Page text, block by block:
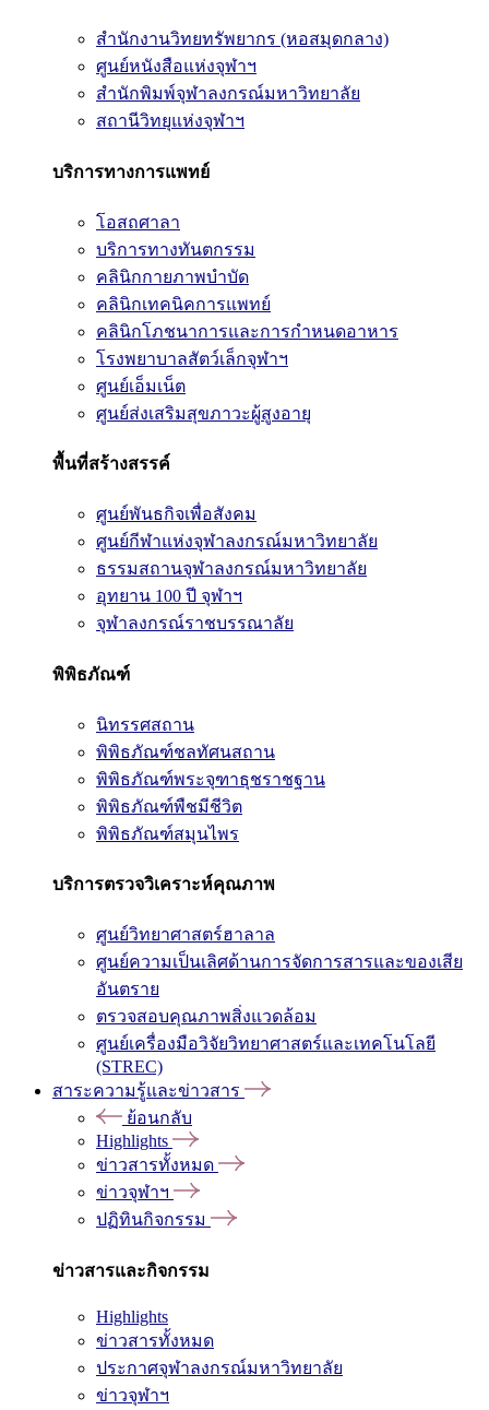
สำนักงานวิทยทรัพยากร (หอสมุดกลาง)
ศูนย์หนังสือแห่งจุฬาฯ
สำนักพิมพ์จุฬาลงกรณ์มหาวิทยาลัย
สถานีวิทยุแห่งจุฬาฯ
บริการทางการแพทย์
โอสถศาลา
บริการทางทันตกรรม
คลินิกกายภาพบำบัด
คลินิกเทคนิคการแพทย์
คลินิกโภชนาการและการกำหนดอาหาร
โรงพยาบาลสัตว์เล็กจุฬาฯ
ศูนย์เอ็มเน็ต
ศูนย์ส่งเสริมสุขภาวะผู้สูงอายุ
พื้นที่สร้างสรรค์
ศูนย์พันธกิจเพื่อสังคม
ศูนย์กีฬาแห่งจุฬาลงกรณ์มหาวิทยาลัย
ธรรมสถานจุฬาลงกรณ์มหาวิทยาลัย
อุทยาน 100 ปี จุฬาฯ
จุฬาลงกรณ์ราชบรรณาลัย
พิพิธภัณฑ์
นิทรรศสถาน
พิพิธภัณฑ์ชลทัศนสถาน
พิพิธภัณฑ์พระจุฑาธุชราชฐาน
พิพิธภัณฑ์พืชมีชีวิต
พิพิธภัณฑ์สมุนไพร
บริการตรวจวิเคราะห์คุณภาพ
ศูนย์วิทยาศาสตร์ฮาลาล
ศูนย์ความเป็นเลิศด้านการจัดการสารและของเสีย
อันตราย
ตรวจสอบคุณภาพสิ่งแวดล้อม
ศูนย์เครื่องมือวิจัยวิทยาศาสตร์และเทคโนโลยี
(STREC)
สาระความรู้และข่าวสาร
ย้อนกลับ
Highlights
ข่าวสารทั้งหมด
ข่าวจุฬาฯ
ปฏิทินกิจกรรม
ข่าวสารและกิจกรรม
Highlights
ข่าวสารทั้งหมด
ประกาศจุฬาลงกรณ์มหาวิทยาลัย
ข่าวจุฬาฯ